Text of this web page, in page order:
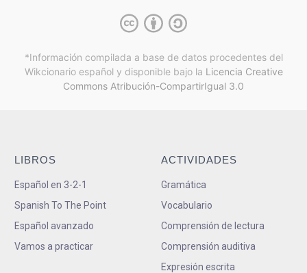
*Información compilada a base de datos procedentes del
Wikcionario español y disponible bajo la Licencia Creative
Commons Atribución-CompartirIgual 3.0
LIBROS
Español en 3-2-1
Spanish To The Point
Español avanzado
Vamos a practicar
ACTIVIDADES
Gramática
Vocabulario
Comprensión de lectura
Comprensión auditiva
Expresión escrita